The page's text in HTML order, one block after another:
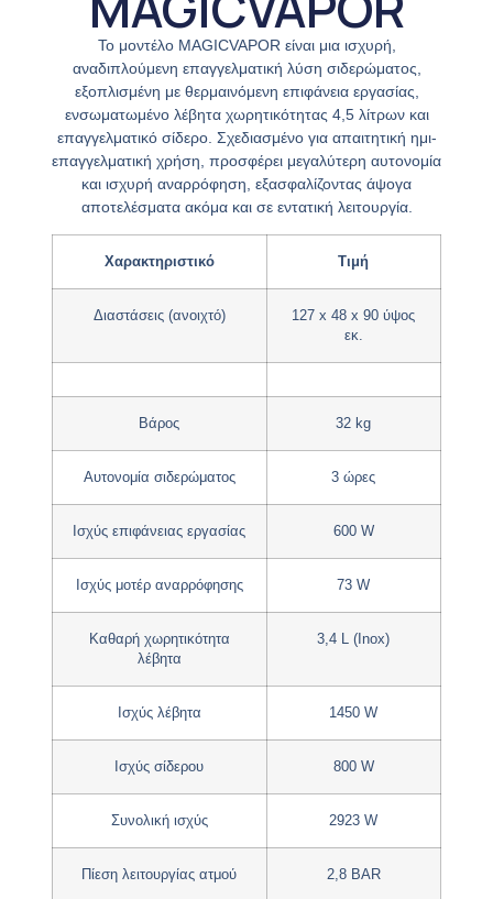
Το μοντέλο MAGICVAPOR είναι μια ισχυρή,
αναδιπλούμενη επαγγελματική λύση σιδερώματος,
εξοπλισμένη με θερμαινόμενη επιφάνεια εργασίας,
ενσωματωμένο λέβητα χωρητικότητας 4,5 λίτρων και
επαγγελματικό σίδερο. Σχεδιασμένο για απαιτητική ημι-
επαγγελματική χρήση, προσφέρει μεγαλύτερη αυτονομία
και ισχυρή αναρρόφηση, εξασφαλίζοντας άψογα
αποτελέσματα ακόμα και σε εντατική λειτουργία.
Χαρακτηριστικό Τιμή
Διαστάσεις (ανοιχτό)
127 x 48 x 90 ύψος
εκ.
Βάρος 32 kg
Αυτονομία σιδερώματος 3 ώρες
Ισχύς επιφάνειας εργασίας 600 W
Ισχύς μοτέρ αναρρόφησης 73 W
Καθαρή χωρητικότητα
λέβητα
3,4 L (Inox)
Ισχύς λέβητα 1450 W
Ισχύς σίδερου 800 W
Συνολική ισχύς 2923 W
Πίεση λειτουργίας ατμού 2,8 BAR